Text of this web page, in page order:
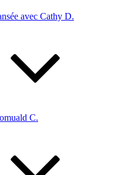
avec Cathy D.
C.